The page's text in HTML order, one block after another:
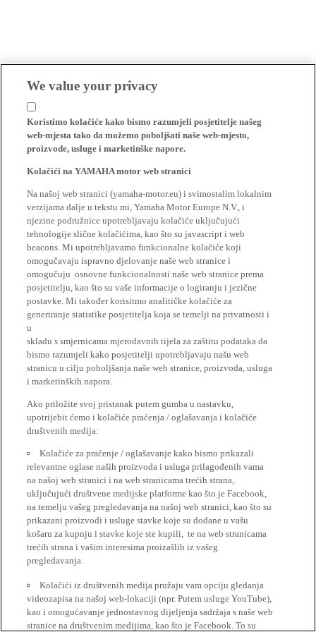
We value your privacy
Koristimo kolačiće kako bismo razumjeli posjetitelje našeg
web-mjesta tako da možemo poboljšati naše web-mjesto,
proizvode, usluge i marketinške napore.
Kolačići na YAMAHA motor web stranici
Na našoj web stranici (yamaha-motor.eu) i svimostalim lokalnim
verzijama dalje u tekstu mi, Yamaha Motor Europe N.V., i
njezine podružnice upotrebljavaju kolačiće uključujući
tehnologije slične kolačićima, kao što su javascript i web
beacons. Mi upotrebljavamo funkcionalne kolačiće koji
omogučavaju ispravno djelovanje naše web stranice i
omogučuju osnovne funkcionalnosti naše web stranice prema
posjetitelju, kao što su vaše informacije o logiranju i jezične
postavke. Mi također korisitmo analitičke kolačiće za
generiranje statistike posjetitelja koja se temelji na privatnosti i
u
skladu s smjernicama mjerodavnih tijela za zaštitu podataka da
bismo razumjeli kako posjetitelji upotrebljavaju našu web
stranicu u cilju poboljšanja naše web stranice, proizvoda, usluga
i marketinških napora.
Ako priložite svoj pristanak putem gumba u nastavku,
upotrijebit ćemo i kolačiće praćenja / oglašavanja i kolačiće
društvenih medija:
Kolačiće za praćenje / oglašavanje kako bismo prikazali
relevantne oglase naših proizvoda i usluga prilagođenih vama
na našoj web stranici i na web stranicama trećih strana,
uključujući društvene medijske platforme kao što je Facebook,
na temelju vašeg pregledavanja na našoj web stranici, kao što su
prikazani proizvodi i usluge stavke koje su dodane u vašu
košaru za kupnju i stavke koje ste kupili, te na web stranicama
trećih strana i vašim interesima proizašlih iz vašeg
pregledavanja.
Kolačići iz društvenih medija pružaju vam opciju gledanja
videozapisa na našoj web-lokaciji (npr. Putem usluge YouTube),
kao i omogućavanje jednostavnog dijeljenja sadržaja s naše web
stranice na društvenim medijima, kao što je Facebook. To su